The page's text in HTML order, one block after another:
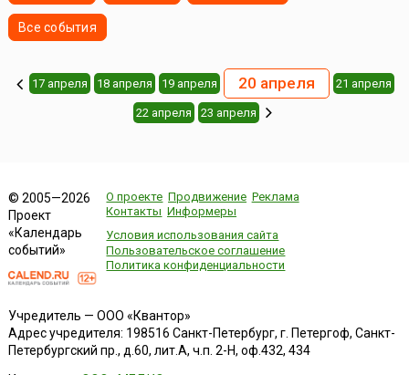
Все события
17 апреля 18 апреля 19 апреля 20 апреля 21 апреля
22 апреля 23 апреля
© 2005—2026
Проект
«Календарь
событий»
О проекте Продвижение Реклама
Контакты Информеры
Условия использования сайта
Пользовательское соглашение
Политика конфиденциальности
Учредитель — ООО «Квантор»
Адрес учредителя: 198516 Санкт-Петербург, г. Петергоф, Санкт-
Петербургский пр., д.60, лит.А, ч.п. 2-Н, оф.432, 434